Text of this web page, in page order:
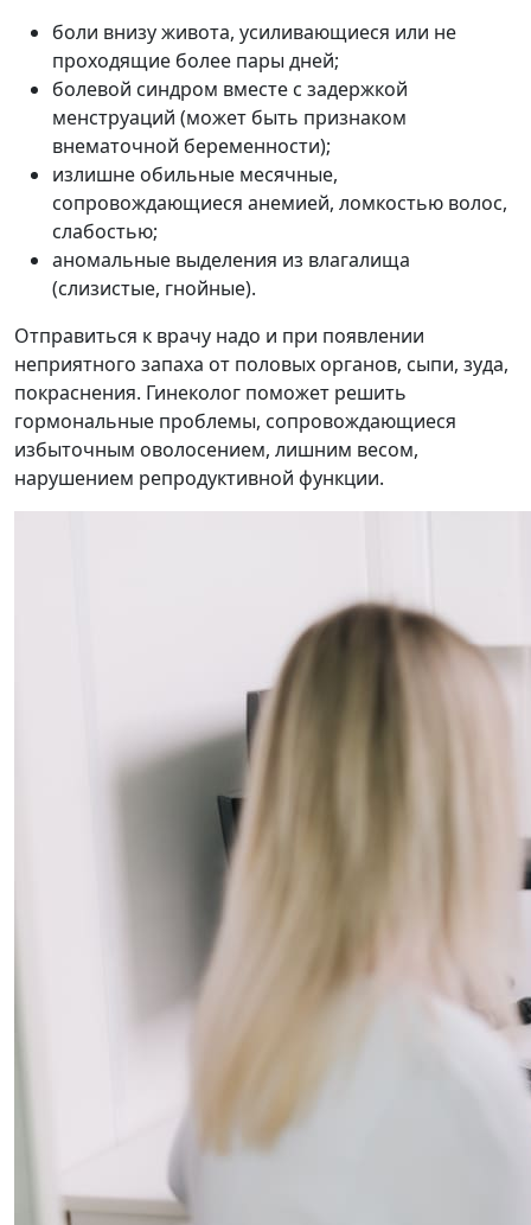
боли внизу живота, усиливающиеся или не
проходящие более пары дней;
болевой синдром вместе с задержкой
менструаций (может быть признаком
внематочной беременности);
излишне обильные месячные,
сопровождающиеся анемией, ломкостью волос,
слабостью;
аномальные выделения из влагалища
(слизистые, гнойные).
Отправиться к врачу надо и при появлении
неприятного запаха от половых органов, сыпи, зуда,
покраснения. Гинеколог поможет решить
гормональные проблемы, сопровождающиеся
избыточным оволосением, лишним весом,
нарушением репродуктивной функции.